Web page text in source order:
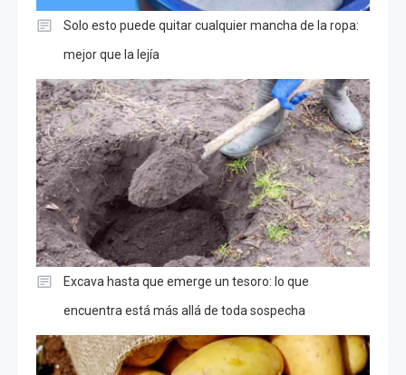
Solo esto puede quitar cualquier mancha de la ropa:
mejor que la lejía
Excava hasta que emerge un tesoro: lo que
encuentra está más allá de toda sospecha